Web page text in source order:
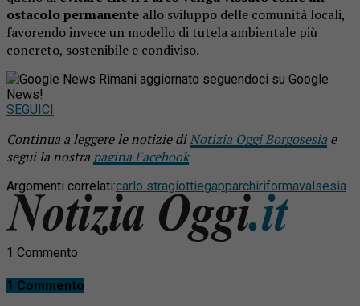
ostacolo permanente allo sviluppo delle comunità locali,
favorendo invece un modello di tutela ambientale più
concreto, sostenibile e condiviso.
Rimani aggiornato seguendoci su Google
News!
SEGUICI
Continua a leggere le notizie diNotizia Oggi Borgosesia e
segui la nostra pagina Facebook
Argomenti correlati:carlo stragiottiegapparchiriformavalsesia
1 Commento
1 Commento